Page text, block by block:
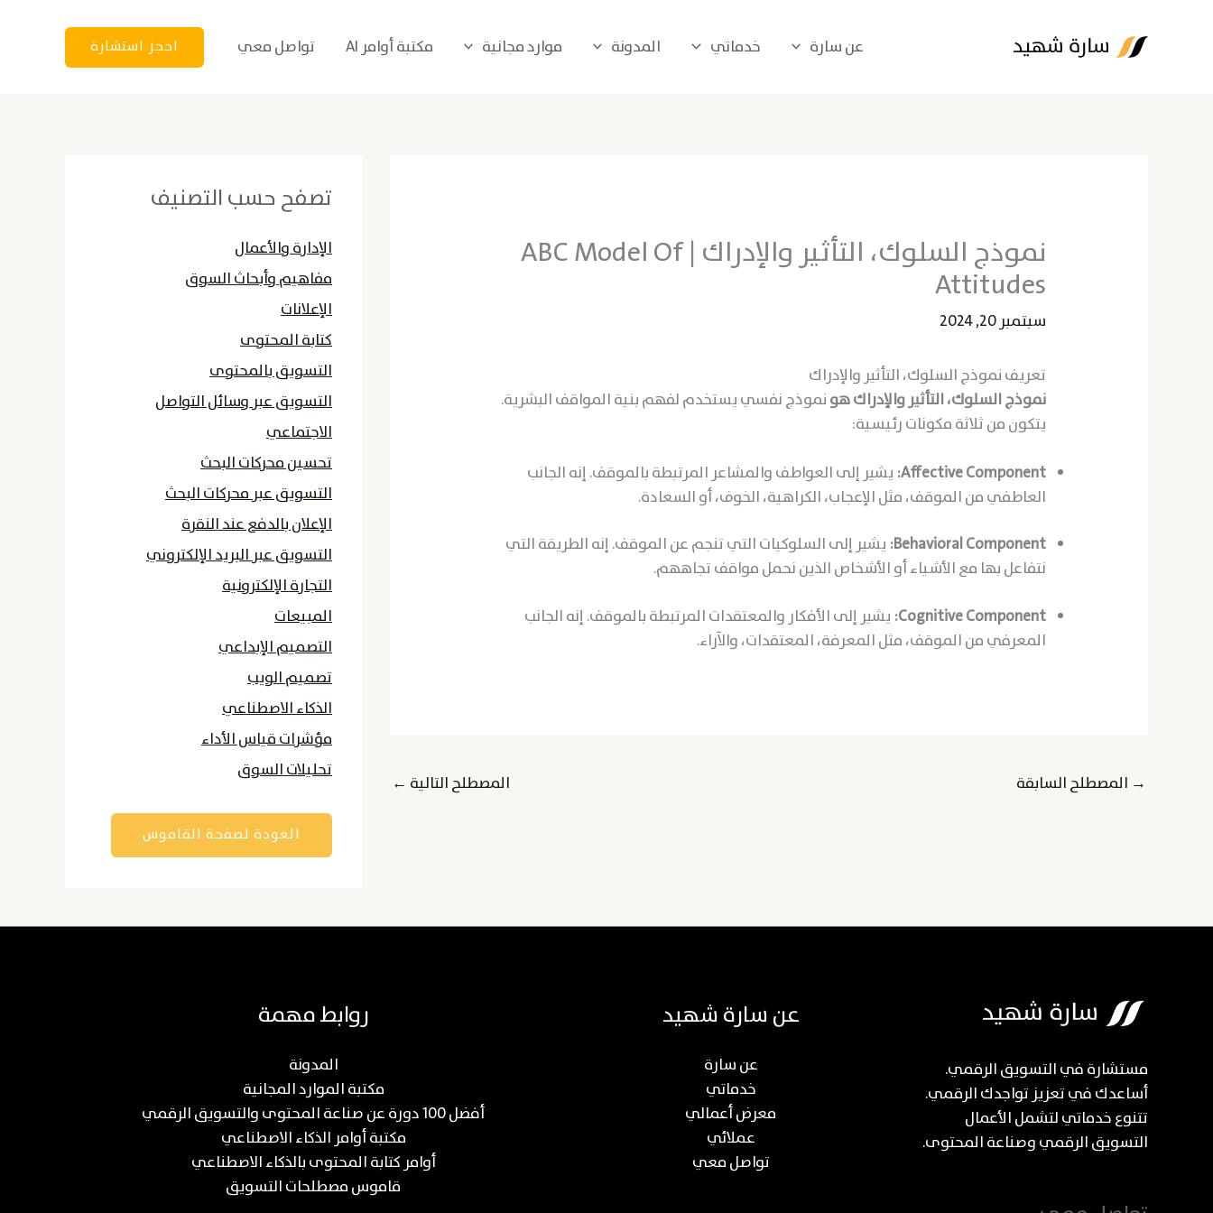
عن سارة خدماتي المدونة موارد مجانية مكتبة أوامر AI تواصل معي احجز استشارة
نموذج السلوك، التأثير والإدراك | ABC Model Of
Attitudes
سبتمبر 20, 2024
تعريف نموذج السلوك، التأثير والإدراك
نموذج السلوك، التأثير والإدراك هونموذج نفسي يستخدم لفهم بنية المواقف البشرية.
يتكون من ثلاثة مكونات رئيسية:
Affective Component: يشير إلى العواطف والمشاعر المرتبطة بالموقف. إنه الجانب
العاطفي من الموقف، مثل الإعجاب، الكراهية، الخوف، أو السعادة.
Behavioral Component: يشير إلى السلوكيات التي تنجم عن الموقف. إنه الطريقة التي
نتفاعل بها مع الأشياء أو الأشخاص الذين نحمل مواقف تجاههم.
Cognitive Component: يشير إلى الأفكار والمعتقدات المرتبطة بالموقف. إنه الجانب
المعرفي من الموقف، مثل المعرفة، المعتقدات، والآراء.
→ المصطلح السابقة المصطلح التالية ←
تصفح حسب التصنيف
الإدارة والأعمال
مفاهيم وأبحاث السوق
الإعلانات
كتابة المحتوى
التسويق بالمحتوى
التسويق عبر وسائل التواصل
الاجتماعي
تحسين محركات البحث
التسويق عبر محركات البحث
الإعلان بالدفع عند النقرة
التسويق عبر البريد الإلكتروني
التجارة الإلكترونية
المبيعات
التصميم الإبداعي
تصميم الويب
الذكاء الاصطناعي
مؤشرات قياس الأداء
تحليلات السوق
العودة لصفحة القاموس
مستشارة في التسويق الرقمي.
أساعدك في تعزيز تواجدك الرقمي.
تتنوع خدماتي لتشمل الأعمال
التسويق الرقمي وصناعة المحتوى.
عن سارة شهيد
عن سارة
خدماتي
معرض أعمالي
عملائي
تواصل معي
روابط مهمة
المدونة
مكتبة الموارد المجانية
أفضل 100 دورة عن صناعة المحتوى والتسويق الرقمي
مكتبة أوامر الذكاء الاصطناعي
أوامر كتابة المحتوى بالذكاء الاصطناعي
قاموس مصطلحات التسويق